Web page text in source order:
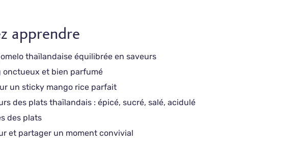
apprendre
thaïlandaise équilibrée en saveurs
onctueux et bien parfumé
un sticky mango rice parfait
des plats thaïlandais : épicé, sucré, salé, acidulé
des plats
et partager un moment convivial